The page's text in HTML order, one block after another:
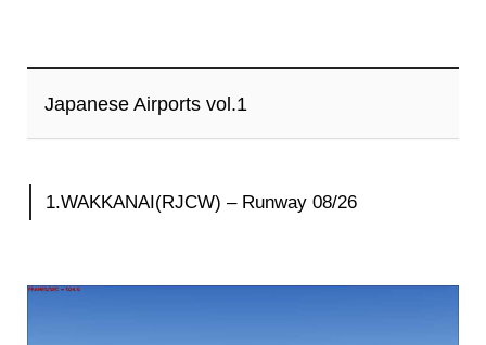
Japanese Airports vol.1
1.WAKKANAI(RJCW) – Runway 08/26